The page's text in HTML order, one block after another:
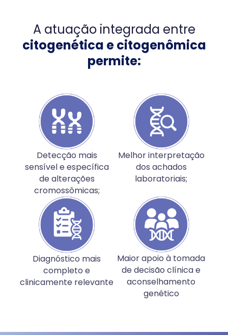
A atuação integrada entre
citogenética e citogenômica
permite:
Detecção mais
sensível e específica
de alterações
cromossômicas;
Melhor interpretação
dos achados
laboratoriais;
Diagnóstico mais
completo e
clinicamente relevante
Maior apoio à tomada
de decisão clínica e
aconselhamento
genético